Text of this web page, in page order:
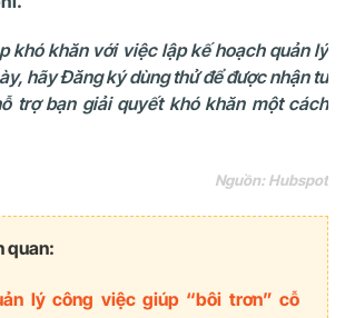
khó khăn với việc lập kế hoạch quản lý
hãy Đăng ký dùng thử để được nhận tư
trợ bạn giải quyết khó khăn một cách
Nguồn: Hubspot
quan:
lý công việc giúp “bôi trơn” cỗ